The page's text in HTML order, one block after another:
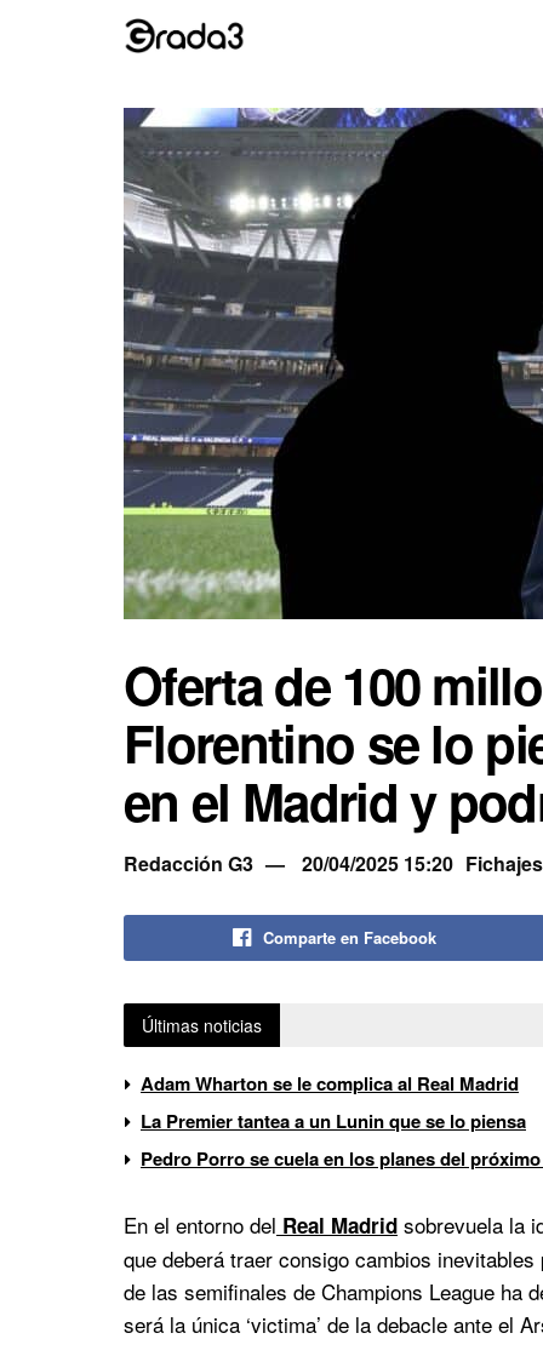
Oferta de 100
Florentino se lo
en el Madrid y
Redacción G3 20/04/2025 15:20 Fichajes
Comparte en Facebook
Últimas noticias
Adam Wharton se le complica al Real Madrid
La Premier tantea a un Lunin que se lo piensa
Pedro Porro se cuela en los planes del
En el entorno del Real Madrid sobrevuela la
que deberá traer consigo cambios
de las semifinales de Champions League ha
será la única ‘victima’ de la debacle ante el